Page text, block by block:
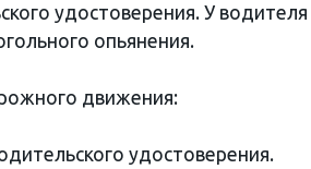
удостоверения. У водителя
опьянения.
движения:
удостоверения.